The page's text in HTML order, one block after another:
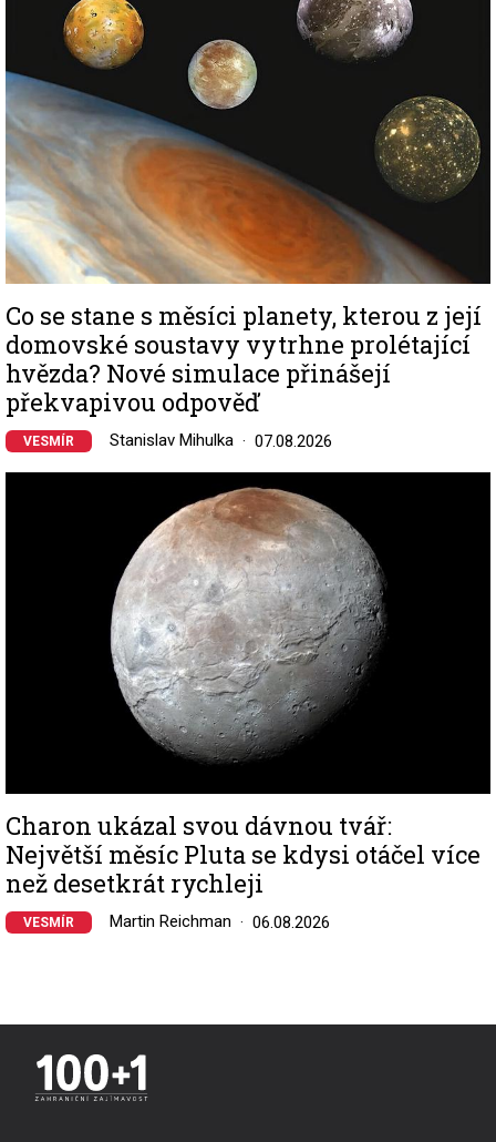
Co se stane s měsíci planety, kterou z její
domovské soustavy vytrhne prolétající
hvězda? Nové simulace přinášejí
překvapivou odpověď
VESMÍR Stanislav Mihulka 07.08.2026
Charon ukázal svou dávnou tvář:
Největší měsíc Pluta se kdysi otáčel více
než desetkrát rychleji
VESMÍR Martin Reichman 06.08.2026